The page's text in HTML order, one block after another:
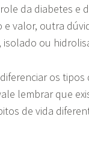
da diabetes e
e valor, outra
ou
os
lembrar que
de vida